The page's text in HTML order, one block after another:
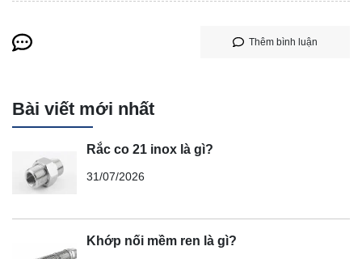
Thêm bình luận
Bài viết mới nhất
Rắc co 21 inox là gì?
31/07/2026
Khớp nối mềm ren là gì?